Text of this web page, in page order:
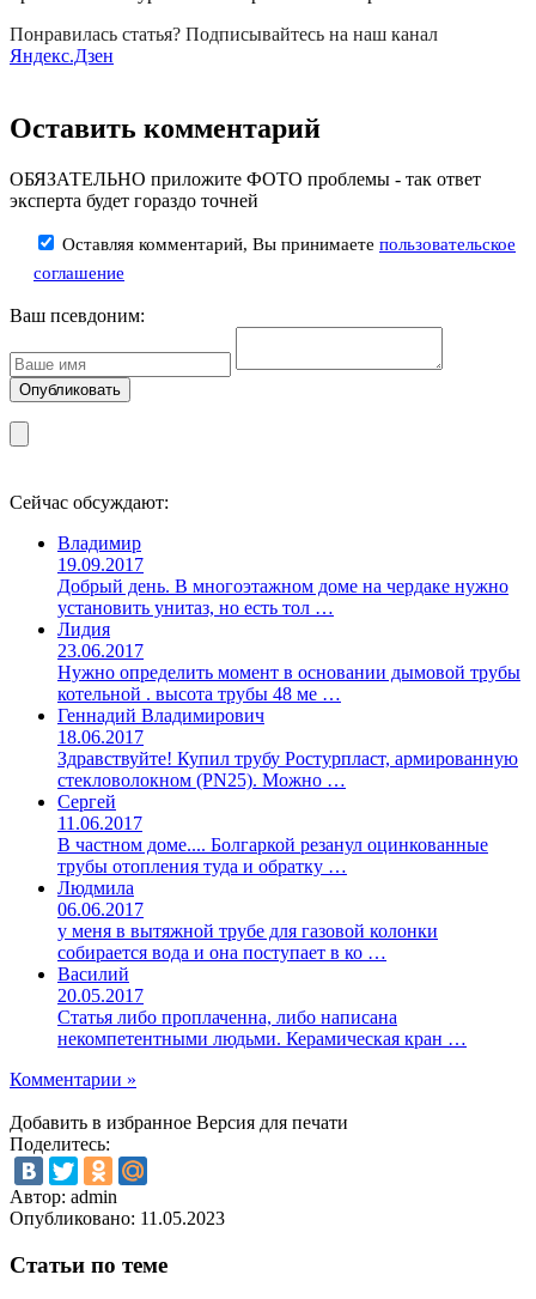
Понравилась статья? Подписывайтесь на наш канал
Яндекс.Дзен
Оставить комментарий
ОБЯЗАТЕЛЬНО приложите ФОТО проблемы - так ответ
эксперта будет гораздо точней
Оставляя комментарий, Вы принимаете пользовательское
соглашение
Ваш псевдоним:
Сейчас обсуждают:
Владимир
19.09.2017
Добрый день. В многоэтажном доме на чердаке нужно
установить унитаз, но есть тол …
Лидия
23.06.2017
Нужно определить момент в основании дымовой трубы
котельной . высота трубы 48 ме …
Геннадий Владимирович
18.06.2017
Здравствуйте! Купил трубу Ростурпласт, армированную
стекловолокном (PN25). Можно …
Сергей
11.06.2017
В частном доме.... Болгаркой резанул оцинкованные
трубы отопления туда и обратку …
Людмила
06.06.2017
у меня в вытяжной трубе для газовой колонки
собирается вода и она поступает в ко …
Василий
20.05.2017
Статья либо проплаченна, либо написана
некомпетентными людьми. Керамическая кран …
Комментарии »
Добавить в избранное Версия для печати
Поделитесь:
Автор: admin
Опубликовано: 11.05.2023
Статьи по теме